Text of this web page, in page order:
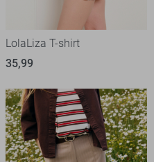
LolaLiza T-shirt
35,99